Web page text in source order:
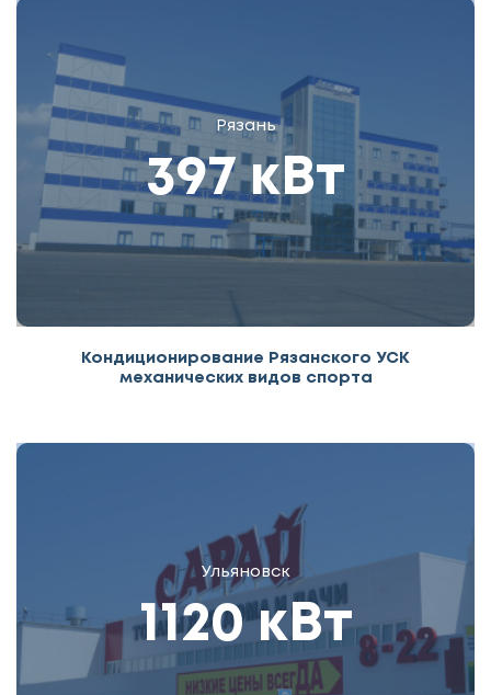
Рязань
397 кВт
Кондиционирование Рязанского УСК
механических видов спорта
Ульяновск
1120 кВт